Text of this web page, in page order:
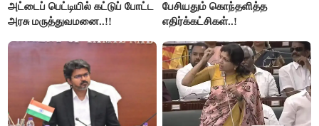
அட்டைப் பெட்டியில் கட்டுப் போட்ட
அரசு மருத்துவமனை..!!
பேசியதும் கொந்தளித்த
எதிர்க்கட்சிகள்..!